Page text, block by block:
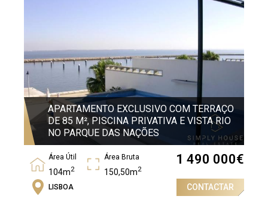
APARTAMENTO EXCLUSIVO COM TERRAÇO
DE 85 M², PISCINA PRIVATIVA E VISTA RIO
NO PARQUE DAS NAÇÕES
Área Útil
104m2
Área Bruta
150,50m2
Quartos
1 490 000€
LISBOA CONTACTAR